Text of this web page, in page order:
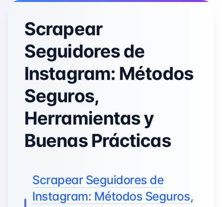
Scrapear
Seguidores de
Instagram: Métodos
Seguros,
Herramientas y
Buenas Prácticas
Scrapear Seguidores de
Instagram: Métodos Seguros,